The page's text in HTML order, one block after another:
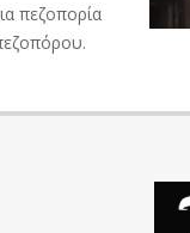
πεζοπορία